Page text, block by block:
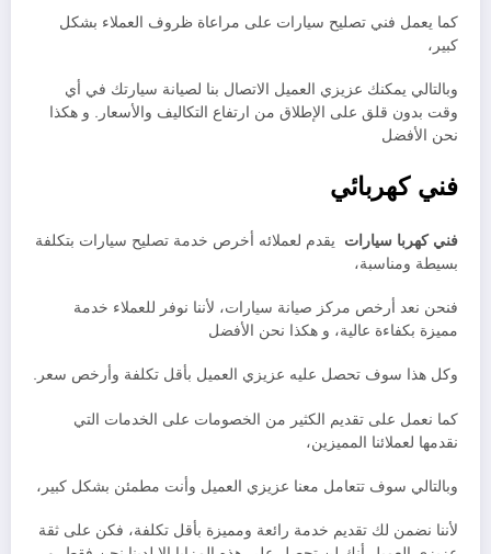
كما يعمل فني تصليح سيارات على مراعاة ظروف العملاء بشكل
كبير،
وبالتالي يمكنك عزيزي العميل الاتصال بنا لصيانة سيارتك في أي
وقت بدون قلق على الإطلاق من ارتفاع التكاليف والأسعار. و هكذا
نحن الأفضل
فني كهربائي
فني كهربا سيارات يقدم لعملائه أخرص خدمة تصليح سيارات بتكلفة
بسيطة ومناسبة،
فنحن نعد أرخص مركز صيانة سيارات، لأننا نوفر للعملاء خدمة
مميزة بكفاءة عالية، و هكذا نحن الأفضل
وكل هذا سوف تحصل عليه عزيزي العميل بأقل تكلفة وأرخص سعر.
كما نعمل على تقديم الكثير من الخصومات على الخدمات التي
نقدمها لعملائنا المميزين،
وبالتالي سوف تتعامل معنا عزيزي العميل وأنت مطمئن بشكل كبير،
لأننا نضمن لك تقديم خدمة رائعة ومميزة بأقل تكلفة، فكن على ثقة